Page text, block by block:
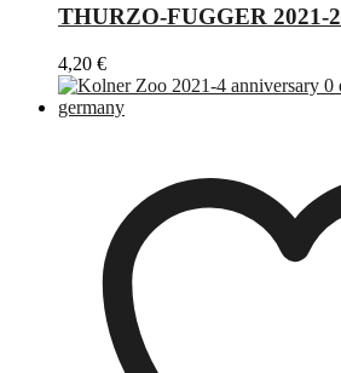
THURZO-FUGGER 2021-2
4,20 €